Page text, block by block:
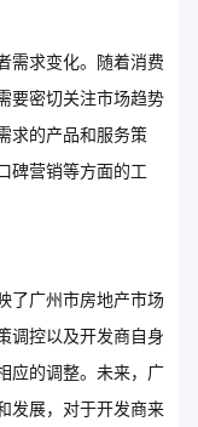
需求变化。随着消费
要密切关注市场趋势
求的产品和服务策
碑营销等方面的工
了广州市房地产市场
调控以及开发商自身
应的调整。未来，广
发展，对于开发商来